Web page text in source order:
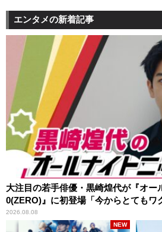
エンタメの新着記事
大注目の若手俳優・黒崎煌代が『オー
0(ZERO)』に初登場「今からとてもワ
2026.08.08
NEW